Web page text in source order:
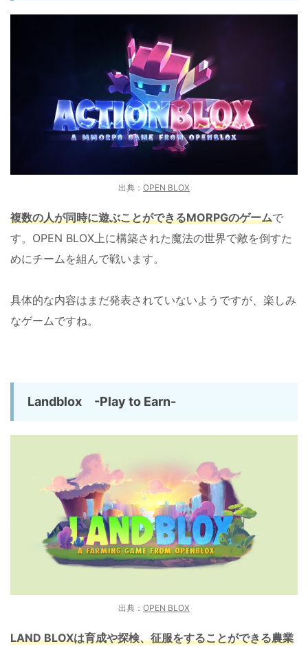
出典： OPEN BLOX
複数の人が同時に遊ぶことができるMORPGのゲームで
す。OPEN BLOX上に構築された魔法の世界で敵を倒すた
めにチームを組んで戦います。
具体的な内容はまだ発表されていないようですが、楽しみ
なゲームですね。
Landblox -Play to Earn-
出典： OPEN BLOX
LAND BLOXは育成や探検、征服をすることができる農業